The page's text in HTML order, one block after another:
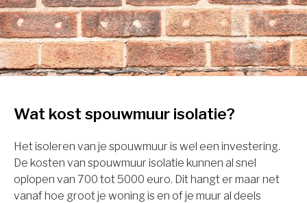
Wat kost spouwmuur isolatie?
Het isoleren van je spouwmuur is wel een investering.
De kosten van spouwmuur isolatie kunnen al snel
oplopen van 700 tot 5000 euro. Dit hangt er maar net
vanaf hoe groot je woning is en of je muur al deels